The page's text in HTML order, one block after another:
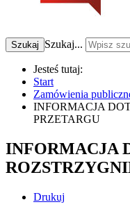
Szukaj Szukaj...
Jesteś tutaj:
Start
Zamówienia
INFORMACJA
PRZETARGU
INFORMACJA
Drukuj